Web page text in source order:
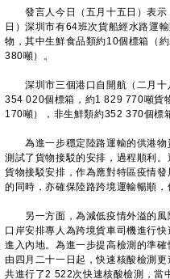
發言人今日（五月十五日）表示
日）深圳市有64班次貨船經水路運
物，其中生鮮食品類約10個標箱（
380噸）。
深圳市三個港口自開航（二月十
354 020個標箱，約1 829 770噸貨
170噸），非生鮮類約352 370個標
為進一步穩定陸路運輸的供港物
測試了貨物接駁的安排，過程順利
貨物接駁安排，作為應對特區疫情
的同時，亦確保陸路跨境運輸暢順，
另一方面，為減低疫情外溢的風
口岸安排專人為跨境貨車司機進行
進入內地。為進一步提高檢測的準
由四月二十一日起，快速核酸檢測
共進行了2 522次快速核酸檢測，當